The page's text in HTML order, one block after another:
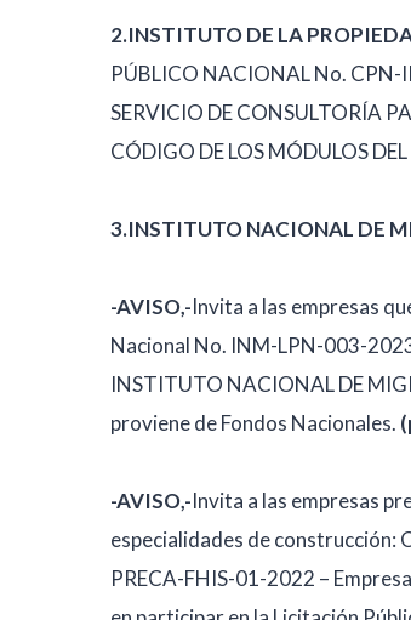
2.INSTITUTO DE LA
PÚBLICO NACIONAL No.
SERVICIO DE CONSULTORÍA
CÓDIGO DE LOS MÓDULOS
3.INSTITUTO NACIONAL DE
-AVISO,-Invita a las empresas
Nacional No. INM-LPN-003-
INSTITUTO NACIONAL DE
proviene de Fondos Nacionales.
-AVISO,-Invita a las empresas
especialidades de construcción:
PRECA-FHIS-01-2022 –